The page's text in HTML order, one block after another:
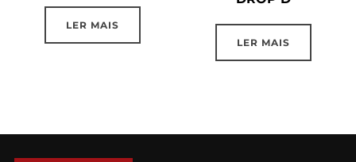
LER MAIS
LER MAIS